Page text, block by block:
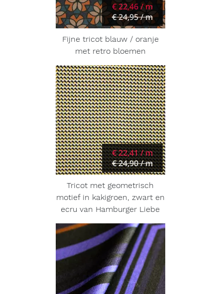
€ 22,46 / m
€ 24,95 / m
Fijne tricot blauw / oranje
met retro bloemen
€ 22,41 / m
€ 24,90 / m
Tricot met geometrisch
motief in kakigroen, zwart en
ecru van Hamburger Liebe